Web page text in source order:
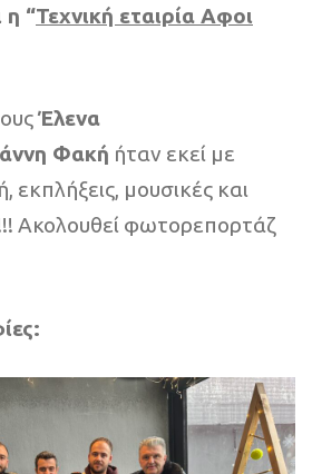
η “Τεχνική εταιρία Αφοι
Έλενα
Φακή ήταν εκεί με
μουσικές και
Ακολουθεί φωτορεπορτάζ